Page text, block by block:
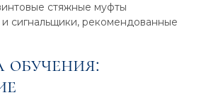
стяжные муфты
сигнальщики, рекомендованные
обучения: